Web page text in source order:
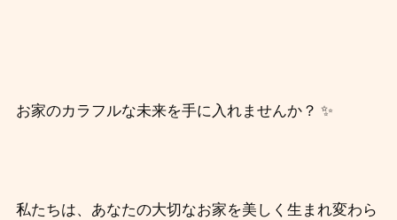
お家のカラフルな未来を手に入れませんか？ ✨
私たちは、あなたの大切なお家を美しく生まれ変わら